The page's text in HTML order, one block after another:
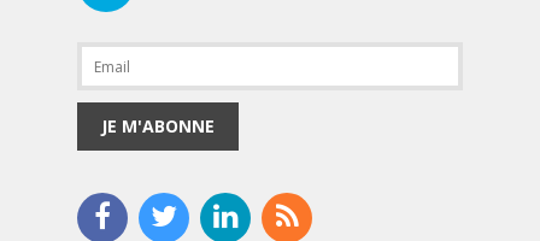
JE M'ABONNE